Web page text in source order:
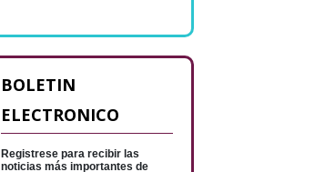
BOLETIN
ELECTRONICO
Registrese para recibir las
noticias más importantes de